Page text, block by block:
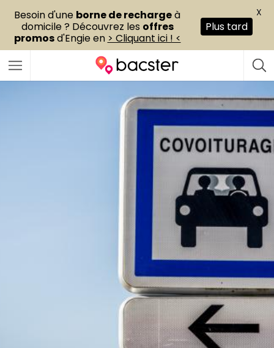
Besoin d'une borne de rechargeà
domicile ? Découvrez les offres
promosd'Engie en > Cliquant ici ! <
Plus tard
X